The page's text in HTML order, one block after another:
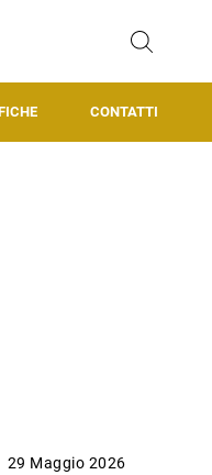
CONTATTI
29 Maggio 2026